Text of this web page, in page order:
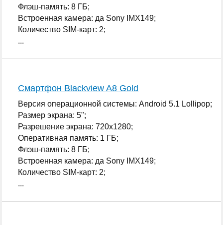
Флэш-память: 8 ГБ;
Встроенная камера: да Sony IMX149;
Количество SIM-карт: 2;
...
Смартфон Blackview A8 Gold
Версия операционной системы: Android 5.1 Lollipop;
Размер экрана: 5";
Разрешение экрана: 720x1280;
Оперативная память: 1 ГБ;
Флэш-память: 8 ГБ;
Встроенная камера: да Sony IMX149;
Количество SIM-карт: 2;
...